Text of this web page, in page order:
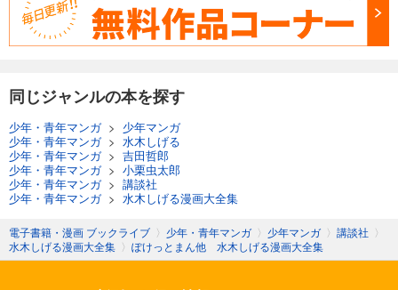
同じジャンルの本を探す
少年・青年マンガ> 少年マンガ
少年・青年マンガ> 水木しげる
少年・青年マンガ> 吉田哲郎
少年・青年マンガ> 小栗虫太郎
少年・青年マンガ> 講談社
少年・青年マンガ> 水木しげる漫画大全集
電子書籍・漫画 ブックライブ 〉 少年・青年マンガ 〉 少年マンガ 〉 講談社 〉
水木しげる漫画大全集 〉 ぽけっとまん他 水木しげる漫画大全集